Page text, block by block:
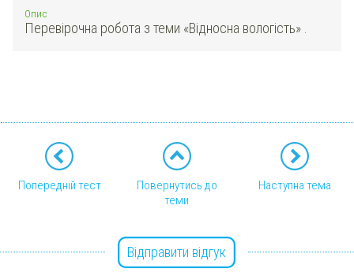
Опис
Перевірочна робота з теми «Відносна вологість» .
Попередній тест
Повернутись до
теми
Наступна тема
Відправити відгук